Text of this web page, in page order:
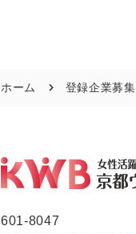
ホーム 登録企業募集
601-8047